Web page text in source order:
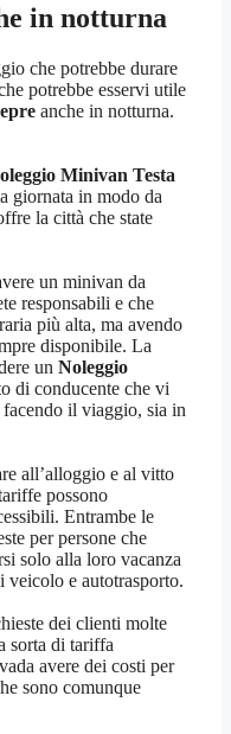
in notturna
che potrebbe durare
potrebbe esservi utile
anche in notturna.
Minivan Testa
giornata in modo da
la città che state
un minivan da
responsabili e che
più alta, ma avendo
disponibile. La
un Noleggio
di conducente che vi
il viaggio, sia in
all’alloggio e al vitto
possono
Entrambe le
per persone che
solo alla loro vacanza
veicolo e autotrasporto.
dei clienti molte
sorta di tariffa
avere dei costi per
sono comunque